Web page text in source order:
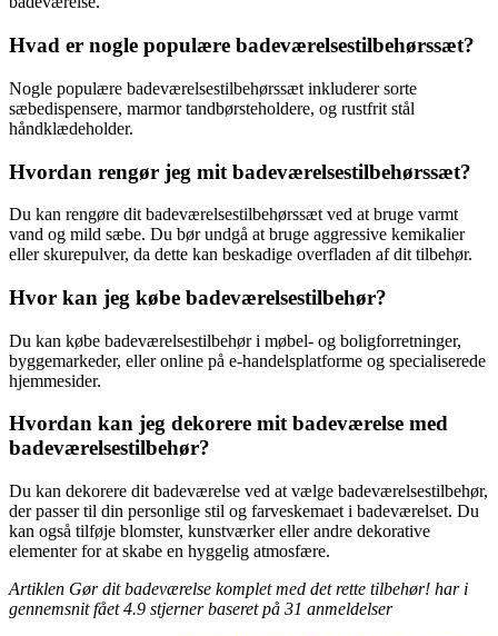
Hvad er nogle populære badeværelsestilbehørssæt?
Nogle populære badeværelsestilbehørssæt inkluderer sorte
sæbedispensere, marmor tandbørsteholdere, og rustfrit stål
håndklædeholder.
Hvordan rengør jeg mit badeværelsestilbehørssæt?
Du kan rengøre dit badeværelsestilbehørssæt ved at bruge varmt
vand og mild sæbe. Du bør undgå at bruge aggressive kemikalier
eller skurepulver, da dette kan beskadige overfladen af dit tilbehør.
Hvor kan jeg købe badeværelsestilbehør?
Du kan købe badeværelsestilbehør i møbel- og boligforretninger,
byggemarkeder, eller online på e-handelsplatforme og specialiserede
hjemmesider.
Hvordan kan jeg dekorere mit badeværelse med
badeværelsestilbehør?
Du kan dekorere dit badeværelse ved at vælge badeværelsestilbehør,
der passer til din personlige stil og farveskemaet i badeværelset. Du
kan også tilføje blomster, kunstværker eller andre dekorative
elementer for at skabe en hyggelig atmosfære.
Artiklen Gør dit badeværelse komplet med det rette tilbehør! har i
gennemsnit fået4.9 stjerner baseret på 31 anmeldelser